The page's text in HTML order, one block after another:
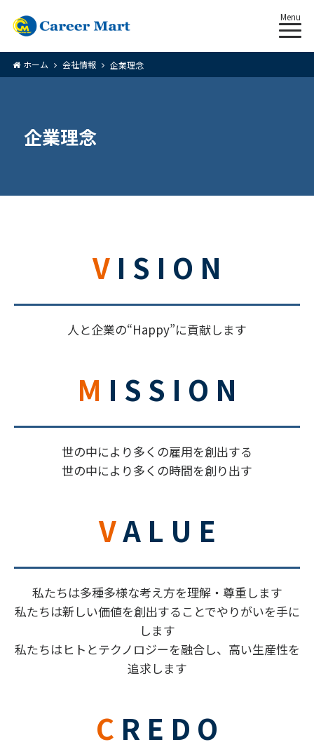
Menu
ホーム 会社情報 企業理念
企業理念
V I S I O N
人と企業の“Happy”に貢献します
M I S S I O N
世の中により多くの雇用を創出する
世の中により多くの時間を創り出す
V A L U E
私たちは多種多様な考え方を理解・尊重します
私たちは新しい価値を創出することでやりがいを手に
します
私たちはヒトとテクノロジーを融合し、高い生産性を
追求します
C R E D O